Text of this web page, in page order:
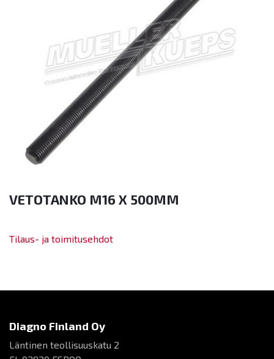
VETOTANKO M16 X 500MM
Tilaus- ja toimitusehdot
Diagno Finland Oy
Läntinen teollisuuskatu 2